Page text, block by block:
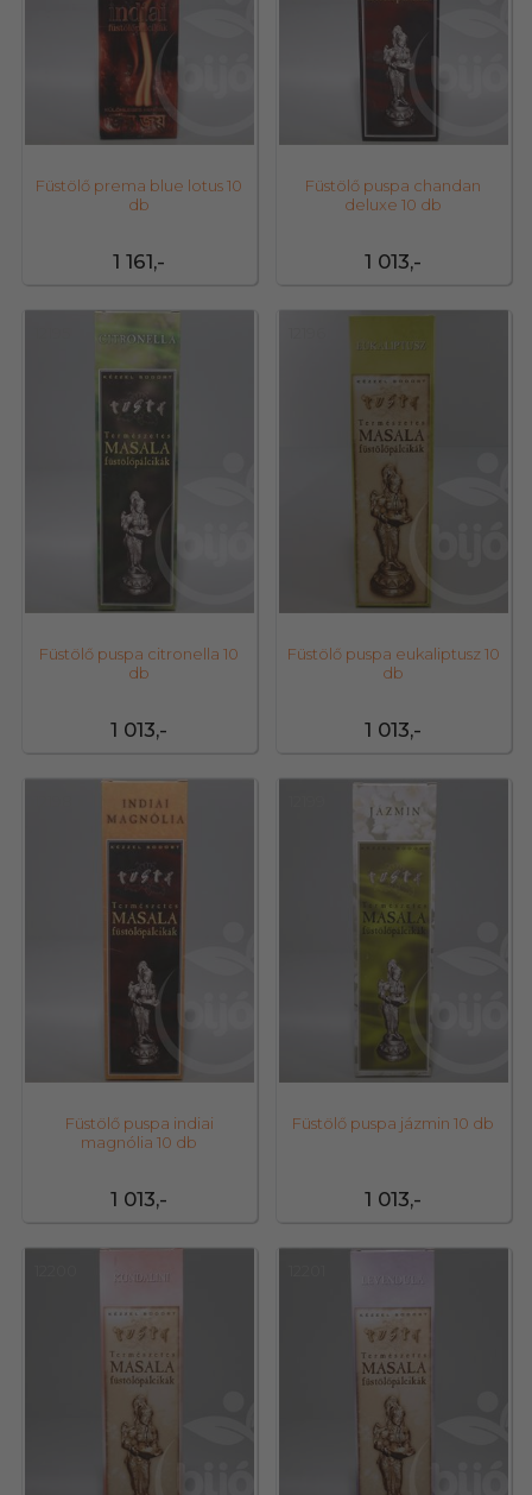
1 161,-
Füstölő prema blue lotus 10
db
1 013,-
Füstölő puspa chandan
deluxe 10 db
1 013,-
Füstölő puspa citronella 10
db
1 013,-
Füstölő puspa eukaliptusz 10
db
1 013,-
Füstölő puspa indiai
magnólia 10 db
1 013,-
Füstölő puspa jázmin 10 db